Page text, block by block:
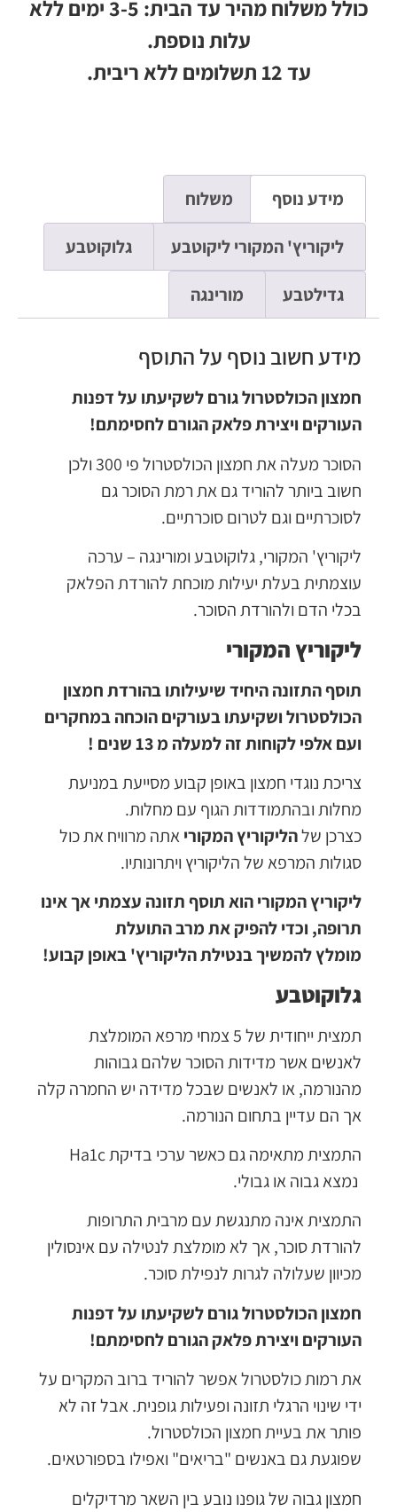
כולל משלוח מהיר עד הבית: 3-5 ימים ללא
עלות נוספת.
עד 12 תשלומים ללא ריבית.
מידע נוסף משלוח
ליקוריץ' המקורי ליקוטבע גלוקוטבע
גדילטבע מורינגה
מידע חשוב נוסף על התוסף
חמצון הכולסטרול גורם לשקיעתו על דפנות
העורקים ויצירת פלאק הגורם לחסימתם!
הסוכר מעלה את חמצון הכולסטרול פי 300 ולכן
חשוב ביותר להוריד גם את רמת הסוכר גם
לסוכרתיים וגם לטרום סוכרתיים.
ליקוריץ' המקורי, גלוקוטבע ומורינגה – ערכה
עוצמתית בעלת יעילות מוכחת להורדת הפלאק
בכלי הדם ולהורדת הסוכר.
ליקוריץ המקורי
תוסף התזונה היחיד שיעילותו בהורדת חמצון
הכולסטרול ושקיעתו בעורקים הוכחה במחקרים
ועם אלפי לקוחות זה למעלה מ 13 שנים !
צריכת נוגדי חמצון באופן קבוע מסייעת במניעת
מחלות ובהתמודדות הגוף עם מחלות.
כצרכן שלהליקוריץ המקוריאתה מרוויח את כול
סגולות המרפא של הליקוריץ ויתרונותיו.
ליקוריץ המקורי הוא תוסף תזונה עצמתי אך אינו
תרופה, וכדי להפיק את מרב התועלת
מומלץלהמשיך בנטילת הליקוריץ' באופן קבוע!
גלוקוטבע
תמצית ייחודית של 5 צמחי מרפא המומלצת
לאנשים אשר מדידות הסוכר שלהם גבוהות
מהנורמה, או לאנשים שבכל מדידה יש החמרה קלה
אך הם עדיין בתחום הנורמה.
התמצית מתאימה גם כאשר ערכי בדיקת Ha1c
נמצא גבוה או גבולי.
התמצית אינה מתנגשת עם מרבית התרופות
להורדת סוכר, אך לא מומלצת לנטילה עם אינסולין
מכיוון שעלולה לגרות לנפילת סוכר.
חמצון הכולסטרול גורם לשקיעתו על דפנות
העורקים ויצירת פלאק הגורם לחסימתם!
את רמות כולסטרול אפשר להוריד ברוב המקרים על
ידי שינוי הרגלי תזונה ופעילות גופנית. אבל זה לא
פותר את בעיית חמצון הכולסטרול.
שפוגעת גם באנשים "בריאים" ואפילו בספורטאים.
חמצון גבוה של גופנו נובע בין השאר מרדיקלים